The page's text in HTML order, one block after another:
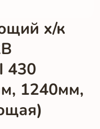
х/к
430
1240мм,